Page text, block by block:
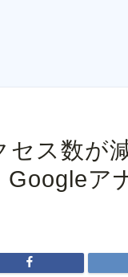
セス数が
Googleア